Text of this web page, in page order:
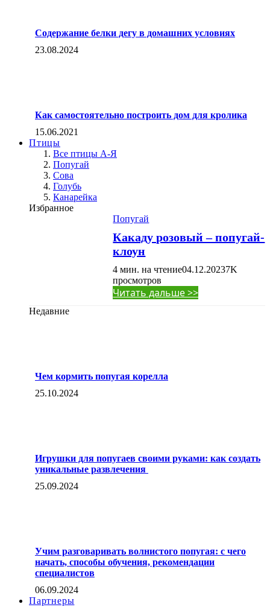
Содержание белки дегу в домашних условиях
23.08.2024
Как самостоятельно построить дом для кролика
15.06.2021
Птицы
Все птицы А-Я
Попугай
Сова
Голубь
Канарейка
Избранное
Попугай
Какаду розовый – попугай-
клоун
4 мин. на чтение04.12.20237K
просмотров
Читать дальше >>
Недавние
Чем кормить попугая корелла
25.10.2024
Игрушки для попугаев своими руками: как создать
уникальные развлечения
25.09.2024
Учим разговаривать волнистого попугая: с чего
начать, способы обучения, рекомендации
специалистов
06.09.2024
Партнеры